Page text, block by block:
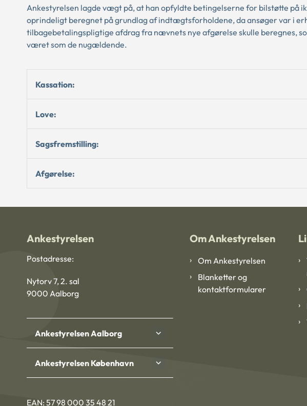
Ankestyrelsen lagde vægt på, at han opfyldte betingelserne for bilstøtte på
oprindeligt beregnet på grundlag af indtægtsforholdene, da ansøger var i
tilbagebetalingspligtige afdrag fra nævnets nye afgørelse skulle beregnes,
været som de nugældende.
Kassation:
Love:
Sagsfremstilling:
Afgørelse:
Ankestyrelsen
Postadresse:
Nytorv 7, 2. sal
9000 Aalborg
Ankestyrelsen Aalborg
Ankestyrelsen København
EAN: 57 98 000 35 48 21
Om Ankestyrelsen
Om Ankestyrelsen
Blanketter og
kontaktformularer